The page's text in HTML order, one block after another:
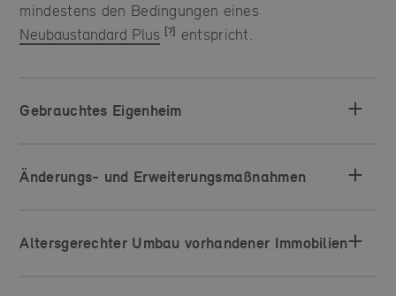
mindestens den Bedingungen eines
Neubaustandard Plus
entspricht.
Gebrauchtes Eigenheim
Änderungs- und Erweiterungsmaßnahmen
Altersgerechter Umbau vorhandener Immobilien